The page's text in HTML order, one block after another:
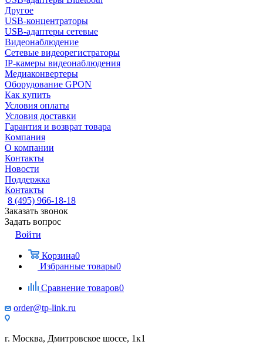
Другое
USB-концентраторы
USB-адаптеры сетевые
Видеонаблюдение
Сетевые видеорегистраторы
IP-камеры видеонаблюдения
Медиаконвертеры
Оборудование GPON
Как купить
Условия оплаты
Условия доставки
Гарантия и возврат товара
Компания
О компании
Контакты
Новости
Поддержка
Контакты
8 (495) 966-18-18
Заказать звонок
Задать вопрос
Войти
Корзина0
Избранные товары0
Сравнение товаров0
order@tp-link.ru
г. Москва, Дмитровское шоссе, 1к1